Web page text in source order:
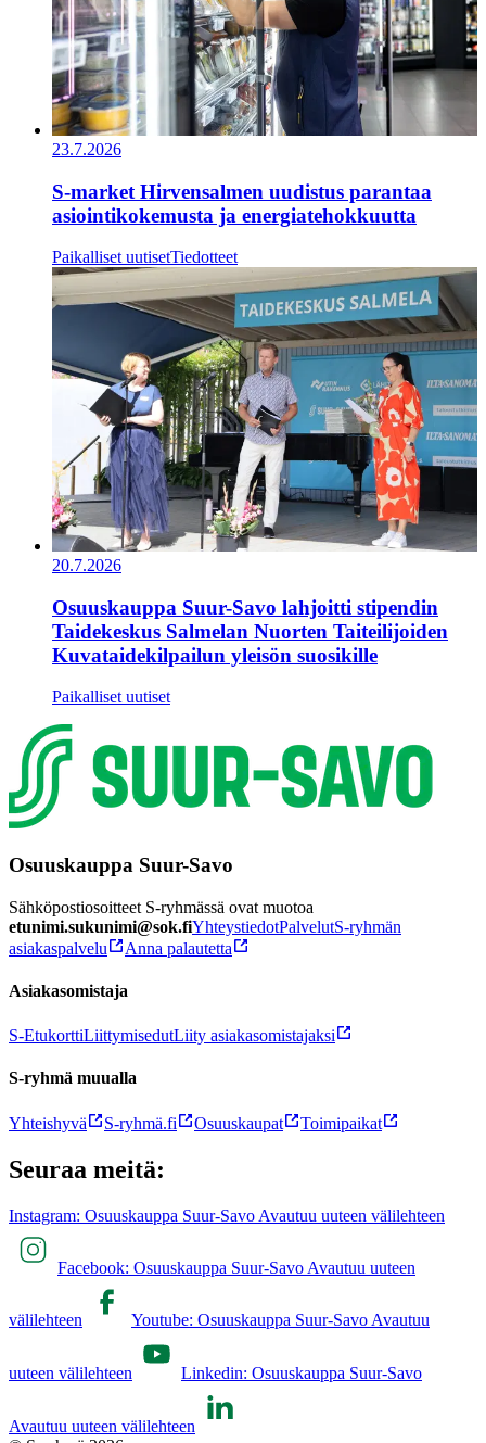
23.7.2026
S-market Hirvensalmen uudistus parantaa
asiointikokemusta ja energiatehokkuutta
Paikalliset uutisetTiedotteet
20.7.2026
Osuuskauppa Suur-Savo lahjoitti stipendin
Taidekeskus Salmelan Nuorten Taiteilijoiden
Kuvataidekilpailun yleisön suosikille
Paikalliset uutiset
Osuuskauppa Suur-Savo
Sähköpostiosoitteet S-ryhmässä ovat muotoa
etunimi.sukunimi@sok.fiYhteystiedotPalvelutS-ryhmän
asiakaspalvelu
Anna palautetta
Asiakasomistaja
S-EtukorttiLiittymisedutLiity asiakasomistajaksi
S-ryhmä muualla
Yhteishyvä S-ryhmä.fi Osuuskaupat Toimipaikat
Seuraa meitä:
Instagram: Osuuskauppa Suur-Savo Avautuu uuteen välilehteen
Facebook: Osuuskauppa Suur-Savo Avautuu uuteen
välilehteen Youtube: Osuuskauppa Suur-Savo Avautuu
uuteen välilehteen Linkedin: Osuuskauppa Suur-Savo
Avautuu uuteen välilehteen